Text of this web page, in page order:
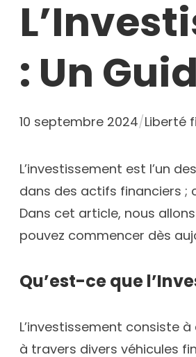
: Un
10 septembre 2024/Liberté
L’investissement est l’un
dans des actifs financiers ;
Dans cet article, nous
pouvez commencer dès
Qu’est-ce que
L’investissement consiste
à travers divers véhicules